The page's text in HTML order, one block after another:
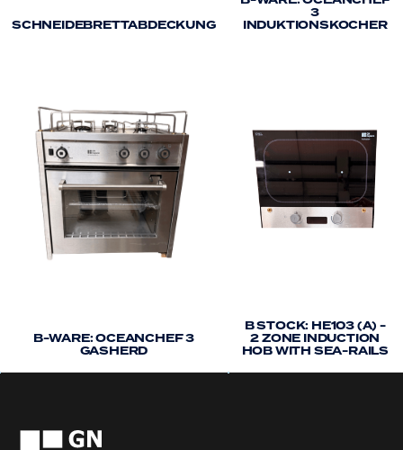
Bei
Edelstahlprodukten kann es gelegentlich zu
doch einmal Rostflecken haben, haben wir
festgestellt, dass Sie am besten den Innosoft
B570-Tiefenreiniger von Aalco oder Flitz (wenn Sie
in den USA sind) verwenden sollten. Diese
Produkte sind entweder in guten
Gebrauchtwarengeschäften erhältlich oder
wahrscheinlich besser online zu bestellen. In dem
seltenen Fall, dass Rostflecken auftreten, werden
zu verhindern, dass Rostflecken erneut auftreten.
Unter solchen Umständen empfehlen wir, alle
Außenverkleidungen des Herds mit diesem
SCHNEIDEBRETTABDECKUNG
3
INDUKTIONSKOCHER
B-WARE: OCEANCHEF 3
GASHERD
B STOCK: HE103 (A) -
2 ZONE INDUCTION
HOB WITH SEA-RAILS